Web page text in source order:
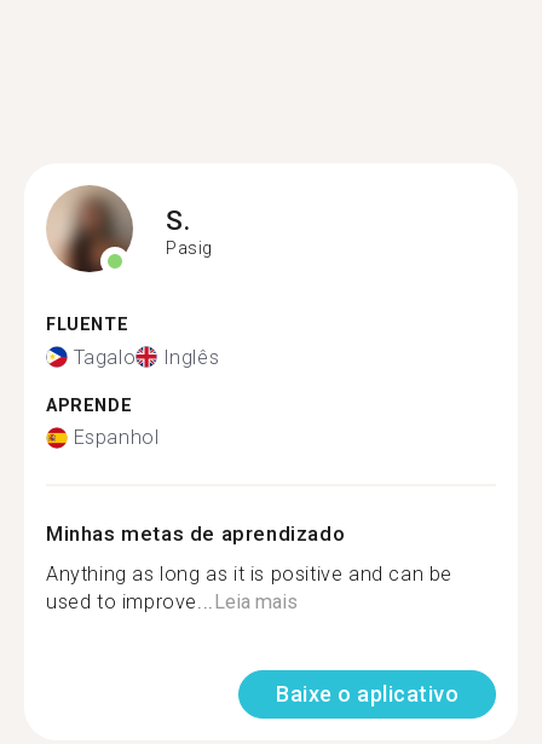
S.
Pasig
FLUENTE
Tagalo Inglês
APRENDE
Espanhol
Minhas metas de aprendizado
Anything as long as it is positive and can be
used to improve...Leia mais
Baixe o aplicativo